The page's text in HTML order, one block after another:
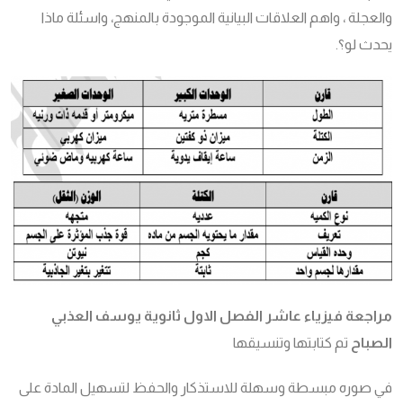
والعجلة ، واهم العلاقات البيانية الموجودة بالمنهج، واسئلة ماذا
يحدث لو؟.
مراجعة فيزياء عاشر الفصل الاول ثانوية يوسف العذبي
الصباح تم كتابتها وتنسيقها
في صوره مبسطة وسهلة للاستذكار والحفظ لتسهيل المادة على